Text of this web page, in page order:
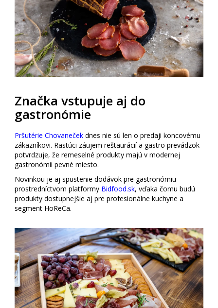
Značka vstupuje aj do
gastronómie
Pršutérie Chovaneček dnes nie sú len o predaji koncovému
zákazníkovi. Rastúci záujem reštaurácií a gastro prevádzok
potvrdzuje, že remeselné produkty majú v modernej
gastronómii pevné miesto.
Novinkou je aj spustenie dodávok pre gastronómiu
prostredníctvom platformy Bidfood.sk, vďaka čomu budú
produkty dostupnejšie aj pre profesionálne kuchyne a
segment HoReCa.